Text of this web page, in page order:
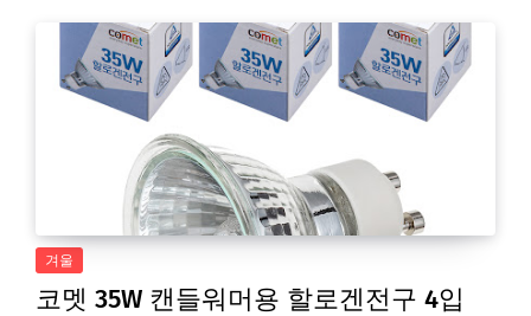
겨울
코멧 35W 캔들워머용 할로겐전구 4입